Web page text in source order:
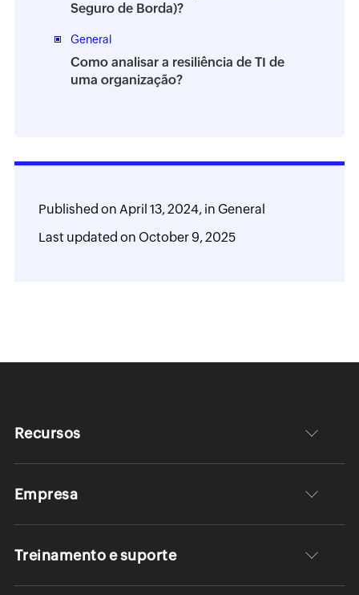
Seguro de Borda)?
General
Como analisar a resiliência de TI de
uma organização?
Published on April 13, 2024,in General
Last updated on October 9, 2025
Recursos
Empresa
Treinamento e suporte